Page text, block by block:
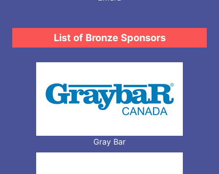
List of Bronze Sponsors
Gray Bar